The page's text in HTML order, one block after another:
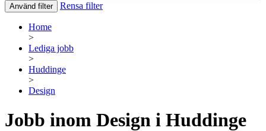
Använd filter Rensa filter
Home
>
Lediga jobb
>
Huddinge
>
Design
Jobb inom Design i Huddinge